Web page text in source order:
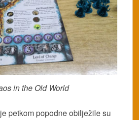
in the Old World
petkom popodne obilježile su